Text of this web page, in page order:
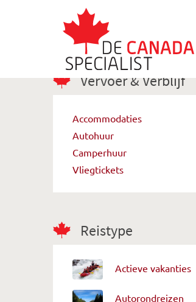
Vervoer & Verblijf
Accommodaties
Autohuur
Camperhuur
Vliegtickets
Reistype
Actieve vakanties
Autorondreizen